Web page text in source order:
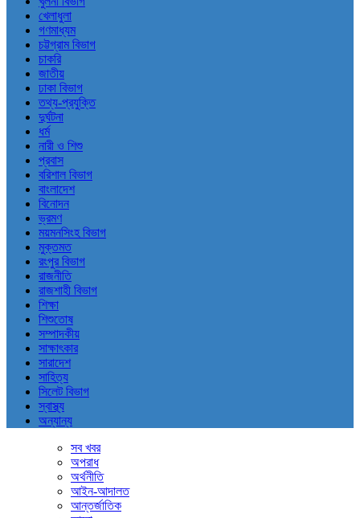
খেলাধুলা
গণমাধ্যম
চট্টগ্রাম বিভাগ
চাকরি
জাতীয়
ঢাকা বিভাগ
তথ্য-প্রযুক্তি
দুর্ঘটনা
ধর্ম
নারী ও শিশু
প্রবাস
বরিশাল বিভাগ
বাংলাদেশ
বিনোদন
ভ্রমণ
ময়মনসিংহ বিভাগ
মুক্তমত
রংপুর বিভাগ
রাজনীতি
রাজশাহী বিভাগ
শিক্ষা
শিশুতোষ
সম্পাদকীয়
সাক্ষাৎকার
সারাদেশ
সাহিত্য
সিলেট বিভাগ
স্বাস্থ্য
অন্যান্য
সব খবর
অপরাধ
অর্থনীতি
আইন-আদালত
আন্তর্জাতিক